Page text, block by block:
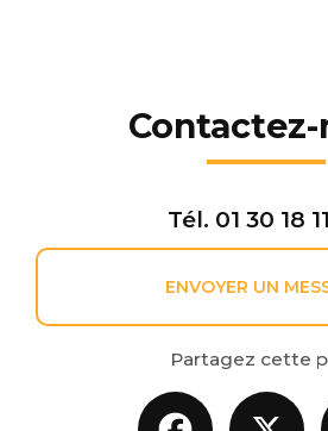
Tél. 01 30 18
ENVOYER UN
Partagez cette
Facebook